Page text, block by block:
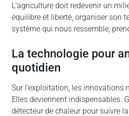
L’agriculture doit redevenir un
équilibre et liberté, organiser son
système qui nous ressemble,
la technologie pour améliorer le
quotidien
Sur l’exploitation, les innovations
Elles deviennent indispensables.
détecteur de chaleur pour suivre